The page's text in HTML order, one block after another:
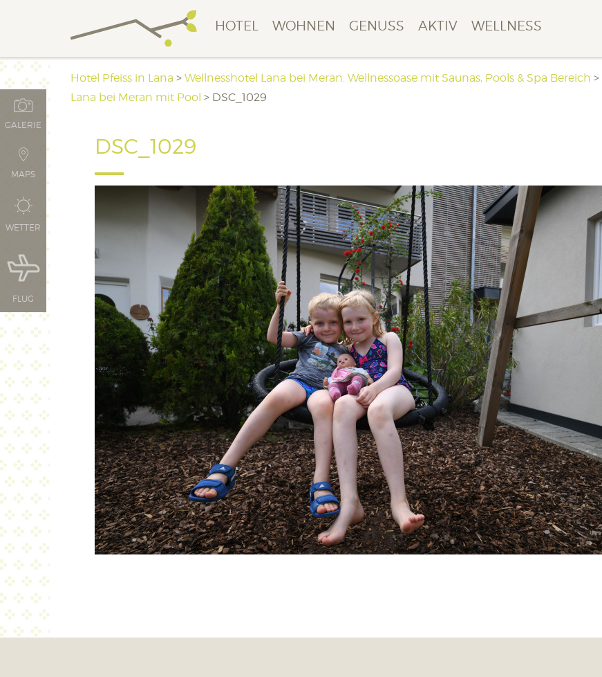
HOTEL WOHNEN GENUSS AKTIV WELLNESS
Hotel Pfeiss in Lana > Wellnesshotel Lana bei Meran: Wellnessoase mit Saunas, Pools & Spa Bereich >
Lana bei Meran mit Pool > DSC_1029
DSC_1029
GALERIE
MAPS
WETTER
FLUG